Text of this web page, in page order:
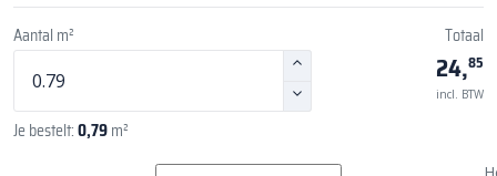
Aantal m²
Je bestelt:0,79m²
Totaal
24,85
incl. BTW